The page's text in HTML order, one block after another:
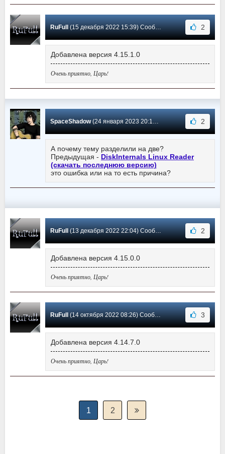
RuFull (15 декабря 2022 15:39) Сообщение #13 2
Добавлена версия 4.15.1.0
Очень приятно, Царь!
SpaceShadow(24 января 2023 20:12) Сообщение #12 2
А почему тему разделили на две?
Предыдущая - DiskInternals Linux Reader
(скачать последнюю версию)
это ошибка или на то есть причина?
RuFull (13 декабря 2022 22:04) Сообщение #11 2
Добавлена версия 4.15.0.0
Очень приятно, Царь!
RuFull (14 октября 2022 08:26) Сообщение #10 3
Добавлена версия 4.14.7.0
Очень приятно, Царь!
1 2